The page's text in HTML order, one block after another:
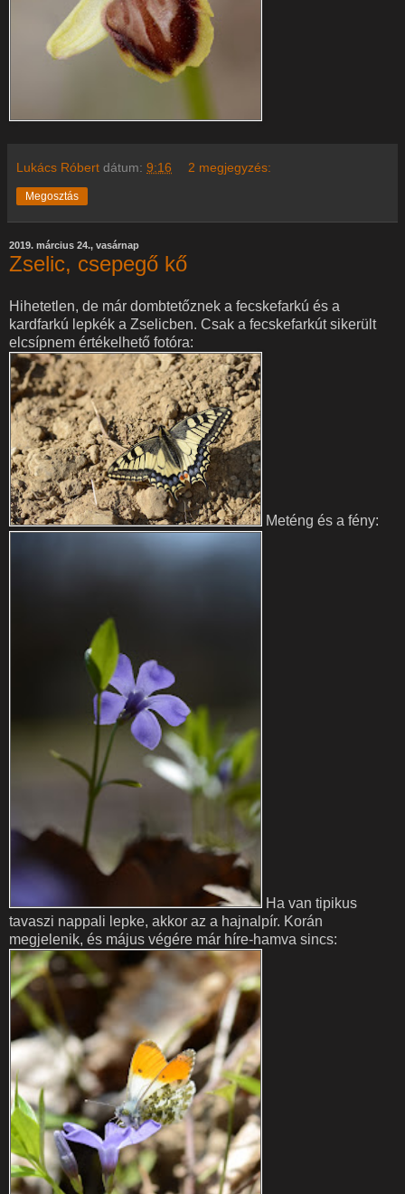
Lukács Róbert dátum: 9:16 2 megjegyzés:
Megosztás
2019. március 24., vasárnap
Zselic, csepegő kő
Hihetetlen, de már dombtetőznek a fecskefarkú és a
kardfarkú lepkék a Zselicben. Csak a fecskefarkút sikerült
elcsípnem értékelhető fotóra:
Meténg és a fény:
Ha van tipikus
tavaszi nappali lepke, akkor az a hajnalpír. Korán
megjelenik, és május végére már híre-hamva sincs: